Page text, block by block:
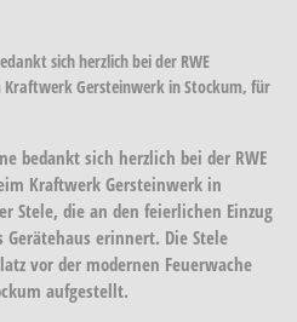
sich herzlich bei der RWE
Kraftwerk Gersteinwerk in Stockum, für
bedankt sich herzlich bei der RWE
Kraftwerk Gersteinwerk in
Stele, die an den feierlichen Einzug
Gerätehaus erinnert. Die Stele
vor der modernen Feuerwache
aufgestellt.